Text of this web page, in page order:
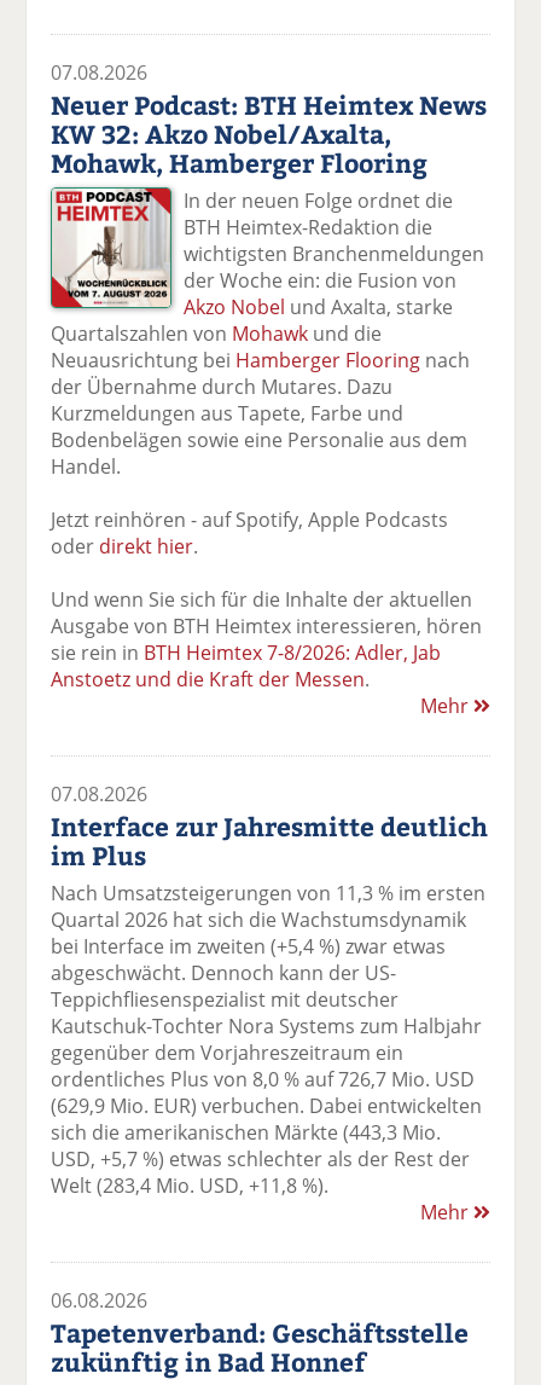
07.08.2026
Neuer Podcast: BTH Heimtex News
KW 32: Akzo Nobel/Axalta,
Mohawk, Hamberger Flooring
In der neuen Folge ordnet die
BTH Heimtex-Redaktion die
wichtigsten Branchenmeldungen
der Woche ein: die Fusion von
Akzo Nobel und Axalta, starke
Quartalszahlen von Mohawk und die
Neuausrichtung bei Hamberger Flooring nach
der Übernahme durch Mutares. Dazu
Kurzmeldungen aus Tapete, Farbe und
Bodenbelägen sowie eine Personalie aus dem
Handel.
Jetzt reinhören - auf Spotify, Apple Podcasts
oder direkt hier.
Und wenn Sie sich für die Inhalte der aktuellen
Ausgabe von BTH Heimtex interessieren, hören
sie rein in BTH Heimtex 7-8/2026: Adler, Jab
Anstoetz und die Kraft der Messen.
Mehr
07.08.2026
Interface zur Jahresmitte deutlich
im Plus
Nach Umsatzsteigerungen von 11,3 % im ersten
Quartal 2026 hat sich die Wachstumsdynamik
bei Interface im zweiten (+5,4 %) zwar etwas
abgeschwächt. Dennoch kann der US-
Teppichfliesenspezialist mit deutscher
Kautschuk-Tochter Nora Systems zum Halbjahr
gegenüber dem Vorjahreszeitraum ein
ordentliches Plus von 8,0 % auf 726,7 Mio. USD
(629,9 Mio. EUR) verbuchen. Dabei entwickelten
sich die amerikanischen Märkte (443,3 Mio.
USD, +5,7 %) etwas schlechter als der Rest der
Welt (283,4 Mio. USD, +11,8 %).
Mehr
06.08.2026
Tapetenverband: Geschäftsstelle
zukünftig in Bad Honnef